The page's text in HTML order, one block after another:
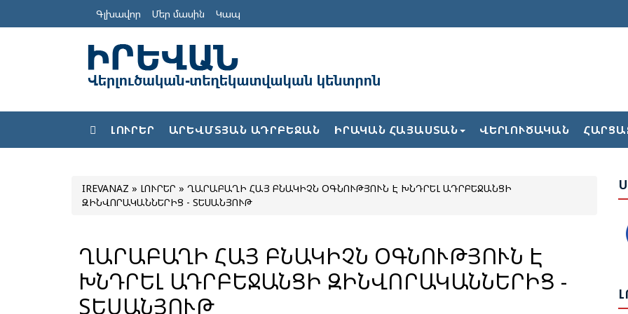
Գլխավոր Մեր մասին Կապ
ԼՈՒՐԵՐ ԱՐԵՎՄՏՅԱՆ ԱԴՐԲԵՋԱՆ ԻՐԱԿԱՆ ՀԱՅԱՍՏԱՆ ՎԵՐԼՈՒԾԱԿԱՆ
IREVANAZ » ԼՈՒՐԵՐ » ՂԱՐԱԲԱՂԻ ՀԱՅ ԲՆԱԿԻՉՆ ՕԳՆՈՒԹՅՈՒՆ Է ԽՆԴՐԵԼ ԱԴՐԲԵՋԱՆՑԻ
ԶԻՆՎՈՐԱԿԱՆՆԵՐԻՑ - ՏԵՍԱՆՅՈՒԹ
ՂԱՐԱԲԱՂԻ ՀԱՅ ԲՆԱԿԻՉՆ ՕԳՆՈՒԹՅՈՒՆ Է
ԽՆԴՐԵԼ ԱԴՐԲԵՋԱՆՑԻ ԶԻՆՎՈՐԱԿԱՆՆԵՐԻՑ -
ՏԵՍԱՆՅՈՒԹ